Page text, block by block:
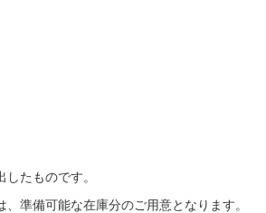
たものです。
準備可能な在庫分のご用意となります。